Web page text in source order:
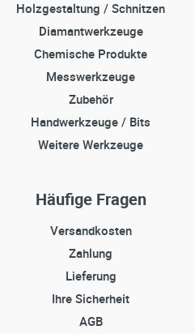
Holzgestaltung / Schnitzen
Diamantwerkzeuge
Chemische Produkte
Messwerkzeuge
Zubehör
Handwerkzeuge / Bits
Weitere Werkzeuge
Häufige Fragen
Versandkosten
Zahlung
Lieferung
Ihre Sicherheit
AGB